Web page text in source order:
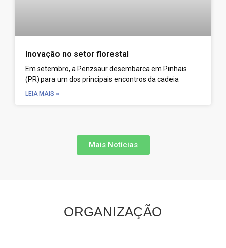
Inovação no setor florestal
Em setembro, a Penzsaur desembarca em Pinhais
(PR) para um dos principais encontros da cadeia
LEIA MAIS »
Mais Notícias
ORGANIZAÇÃO